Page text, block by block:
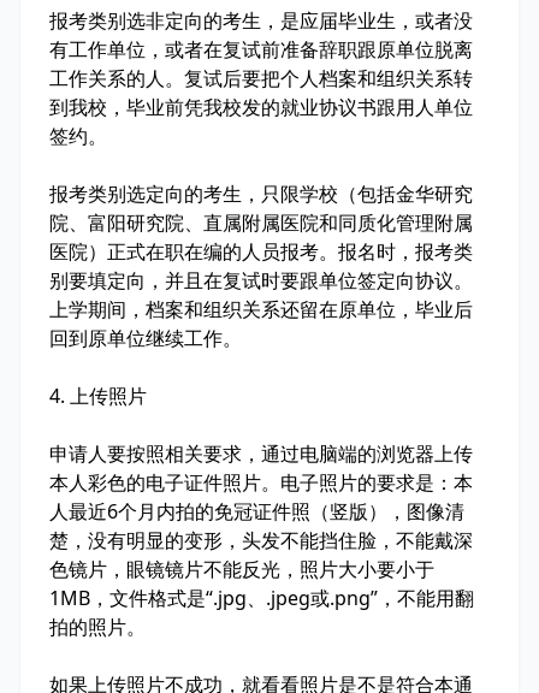
报考类别选非定向的考生，是应届毕业生，或者没
有工作单位，或者在复试前准备辞职跟原单位脱离
工作关系的人。复试后要把个人档案和组织关系转
到我校，毕业前凭我校发的就业协议书跟用人单位
签约。
报考类别选定向的考生，只限学校（包括金华研究
院、富阳研究院、直属附属医院和同质化管理附属
医院）正式在职在编的人员报考。报名时，报考类
别要填定向，并且在复试时要跟单位签定向协议。
上学期间，档案和组织关系还留在原单位，毕业后
回到原单位继续工作。
4. 上传照片
申请人要按照相关要求，通过电脑端的浏览器上传
本人彩色的电子证件照片。电子照片的要求是：本
人最近6个月内拍的免冠证件照（竖版），图像清
楚，没有明显的变形，头发不能挡住脸，不能戴深
色镜片，眼镜镜片不能反光，照片大小要小于
1MB，文件格式是“.jpg、.jpeg或.png”，不能用翻
拍的照片。
如果上传照片不成功，就看看照片是不是符合本通